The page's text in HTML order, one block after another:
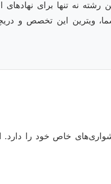
نه تنها برای نهادهای
شما، ویترین این تخصص و
خاص خود را دارد.